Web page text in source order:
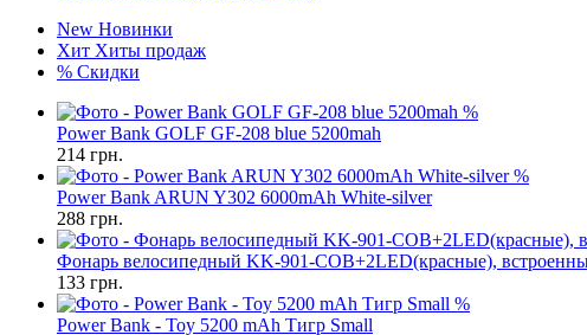
New Новинки
Хит Хиты продаж
% Скидки
%
Power Bank GOLF GF-208 blue 5200mah
214 грн.
%
Power Bank ARUN Y302 6000mAh White-silver
288 грн.
Фонарь велосипедный KK-901-COB+2LED(красные),
133 грн.
%
Power Bank - Toy 5200 mAh Тигр Small